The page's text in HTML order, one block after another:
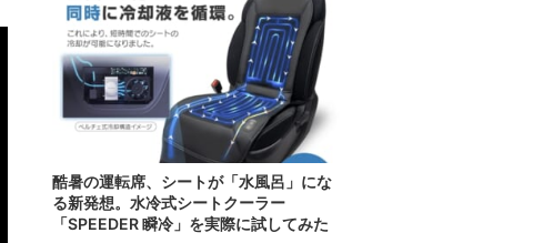
酷暑の運転席、シートが「水風呂」にな
る新発想。水冷式シートクーラー
「SPEEDER 瞬冷」を実際に試してみた